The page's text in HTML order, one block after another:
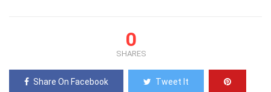
0
SHARES
Share On Facebook Tweet It